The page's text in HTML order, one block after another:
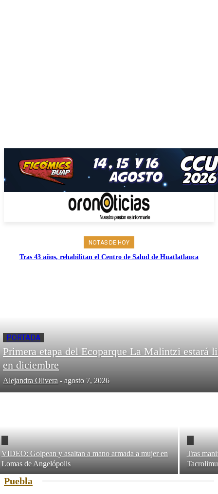
NOTAS DE HOY
Tras 43 años, rehabilitan el Centro de Salud de Huatlatlauca
PORTADA
Primera etapa del Ecoparque La Malintzi estará
en diciembre
Alejandra Olivera - agosto 7, 2026
VIDEO: Golpean y asaltan a mano armada a mujer en
Lomas de Angelópolis
Tras
Puebla